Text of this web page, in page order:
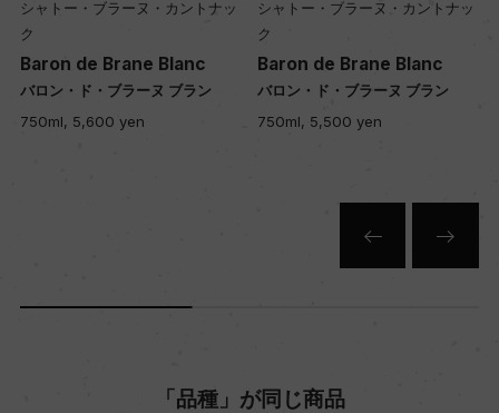
シャトー・ブラーヌ・カントナッ
ク
Baron de Brane Blanc
バロン・ド・ブラーヌ ブラン
750ml, 5,600 yen
シャトー・ブラーヌ・カントナッ
ク
Baron de Brane Blanc
バロン・ド・ブラーヌ ブラン
750ml, 5,500 yen
「品種」が同じ商品